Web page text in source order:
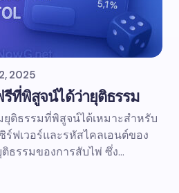
2025
ที่พิสูจน์ได้ว่ายุติธรรม
ยุติธรรมที่พิสูจน์ได้เหมาะสำหรับ
ฟเวอร์และรหัสไคลเอนต์ของ
ธรรมของการสับไพ่ ซึ่ง...